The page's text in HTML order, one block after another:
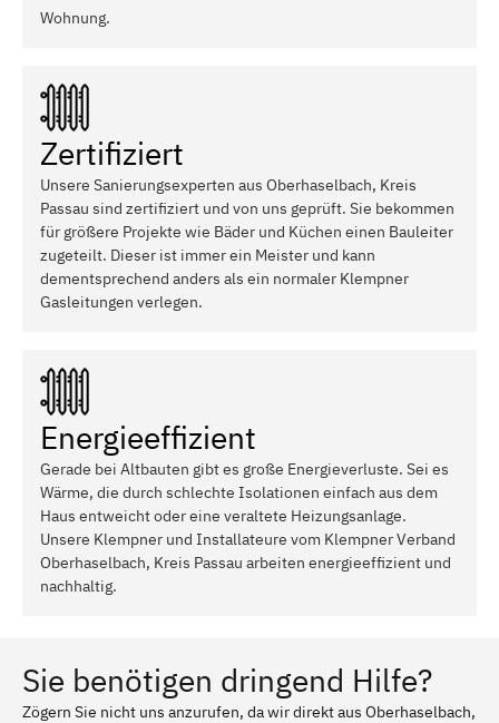
Wohnung.
Zertifiziert
Unsere Sanierungsexperten aus Oberhaselbach, Kreis
Passau sind zertifiziert und von uns geprüft. Sie bekommen
für größere Projekte wie Bäder und Küchen einen Bauleiter
zugeteilt. Dieser ist immer ein Meister und kann
dementsprechend anders als ein normaler Klempner
Gasleitungen verlegen.
Energieeffizient
Gerade bei Altbauten gibt es große Energieverluste. Sei es
Wärme, die durch schlechte Isolationen einfach aus dem
Haus entweicht oder eine veraltete Heizungsanlage.
Unsere Klempner und Installateure vom Klempner Verband
Oberhaselbach, Kreis Passau arbeiten energieeffizient und
nachhaltig.
Sie benötigen dringend Hilfe?
Zögern Sie nicht uns anzurufen, da wir direkt aus Oberhaselbach,